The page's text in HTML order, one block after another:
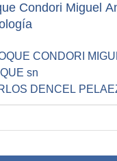
Condori Miguel
CONDORI
sn
DENCEL